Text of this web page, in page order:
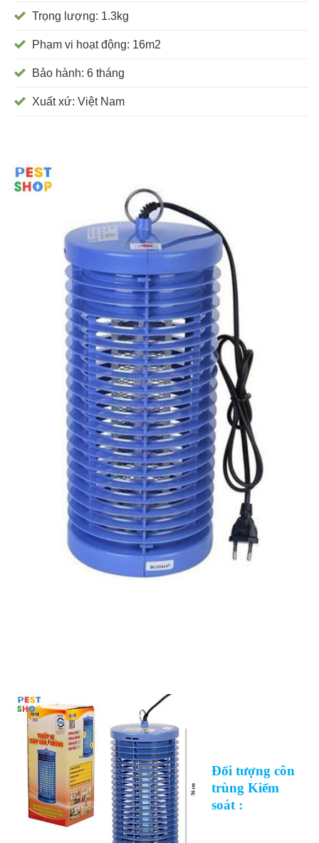
Trọng lượng: 1.3kg
Phạm vi hoạt động: 16m2
Bảo hành: 6 tháng
Xuất xứ: Việt Nam
Đối tượng côn
trùng Kiểm
soát :